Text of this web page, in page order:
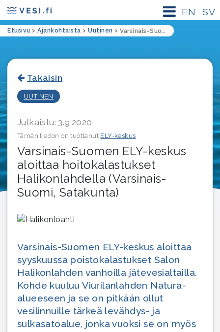
SV
EN
Etusivu > Ajankohtaista > Uutinen > Varsinais-Suomen ELY-keskus aloittaa hoitokalastukset Halikonlahdella (Varsinais-Suomi, Satakunta)
Takaisin
UUTINEN
Julkaistu: 3.9.2020
Tämän tiedon on tuottanut ELY-keskus
Varsinais-Suomen ELY-keskus
aloittaa hoitokalastukset
Halikonlahdella (Varsinais-
Suomi, Satakunta)
Varsinais-Suomen ELY-keskus aloittaa
syyskuussa poistokalastukset Salon
Halikonlahden vanhoilla jätevesialtailla.
Kohde kuuluu Viurilanlahden Natura-
alueeseen ja se on pitkään ollut
vesilinnuille tärkeä levähdys- ja
sulkasatoalue, jonka vuoksi se on myös